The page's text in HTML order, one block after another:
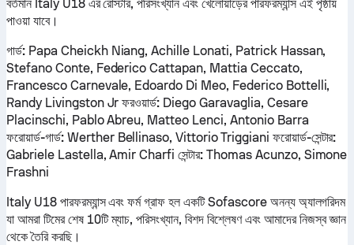
বর্তমান Italy U18 এর রোস্টার, পরিসংখ্যান এবং খেলোয়াড়ের পারফরম্যান্স এই পৃষ্ঠায়
পাওয়া যাবে।
গার্ড:Papa Cheickh Niang, Achille Lonati, Patrick Hassan,
Stefano Conte, Federico Cattapan, Mattia Ceccato,
Francesco Carnevale, Edoardo Di Meo, Federico Bottelli,
Randy Livingston Jrফরওয়ার্ড: Diego Garavaglia, Cesare
Placinschi, Pablo Abreu, Matteo Lenci, Antonio Barra
ফরোয়ার্ড-গার্ড:Werther Bellinaso, Vittorio Triggiani ফরোয়ার্ড-সেন্টার:
Gabriele Lastella, Amir Charfiসেন্টার: Thomas Acunzo, Simone
Frashni
Italy U18 পারফরম্যান্স এবং ফর্ম গ্রাফ হল একটি Sofascore অনন্য অ্যালগরিদম
যা আমরা টিমের শেষ 10টি ম্যাচ, পরিসংখ্যান, বিশদ বিশ্লেষণ এবং আমাদের নিজস্ব জ্ঞান
থেকে তৈরি করছি।